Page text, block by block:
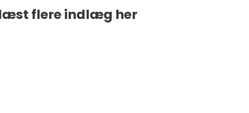
flere indlæg her